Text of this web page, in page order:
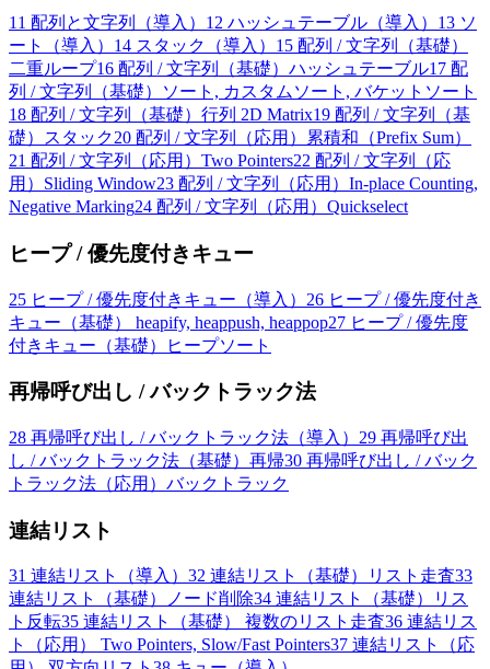
11 配列と文字列（導入） 12 ハッシュテーブル（導入） 13 ソ
ート（導入） 14 スタック（導入） 15 配列 / 文字列（基礎）
二重ループ16 配列 / 文字列（基礎）ハッシュテーブル17 配
列 / 文字列（基礎）ソート, カスタムソート, バケットソート
18 配列 / 文字列（基礎）行列 2D Matrix19 配列 / 文字列（基
礎）スタック20 配列 / 文字列（応用）累積和（Prefix Sum）
21 配列 / 文字列（応用）Two Pointers22 配列 / 文字列（応
用）Sliding Window23 配列 / 文字列（応用）In-place Counting,
Negative Marking24 配列 / 文字列（応用）Quickselect
ヒープ / 優先度付きキュー
25 ヒープ / 優先度付きキュー（導入） 26 ヒープ / 優先度付き
キュー（基礎） heapify, heappush, heappop27 ヒープ / 優先度
付きキュー（基礎）ヒープソート
再帰呼び出し / バックトラック法
28 再帰呼び出し / バックトラック法（導入） 29 再帰呼び出
し / バックトラック法（基礎）再帰30 再帰呼び出し / バック
トラック法（応用）バックトラック
連結リスト
31 連結リスト（導入） 32 連結リスト（基礎）リスト走査33
連結リスト（基礎）ノード削除34 連結リスト（基礎）リス
ト反転35 連結リスト（基礎） 複数のリスト走査36 連結リス
ト（応用） Two Pointers, Slow/Fast Pointers37 連結リスト（応